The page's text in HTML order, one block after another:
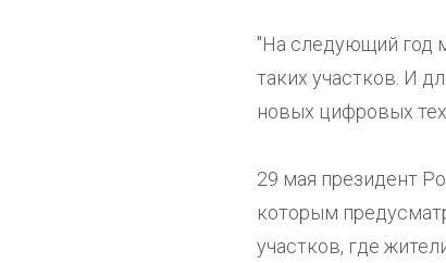
"На следующий год
таких участков. И
новых цифровых
29 мая президент
которым
участков, где